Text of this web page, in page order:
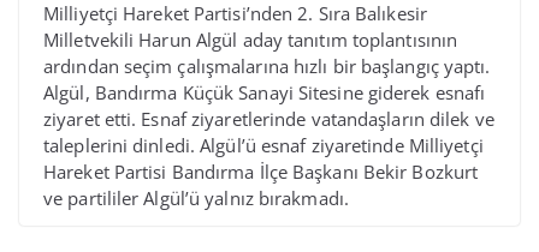
Milliyetçi Hareket Partisi’nden 2. Sıra Balıkesir
Milletvekili Harun Algül aday tanıtım toplantısının
ardından seçim çalışmalarına hızlı bir başlangıç yaptı.
Algül, Bandırma Küçük Sanayi Sitesine giderek esnafı
ziyaret etti. Esnaf ziyaretlerinde vatandaşların dilek ve
taleplerini dinledi. Algül’ü esnaf ziyaretinde Milliyetçi
Hareket Partisi Bandırma İlçe Başkanı Bekir Bozkurt
ve partililer Algül’ü yalnız bırakmadı.